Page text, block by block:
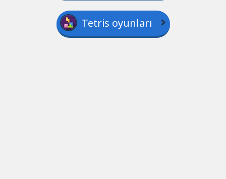
Tetris oyunları